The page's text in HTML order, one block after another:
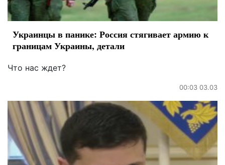
Украинцы в панике: Россия стягивает армию к
границам Украины, детали
Что нас ждет?
00:03 03.03